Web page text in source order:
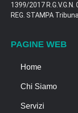
1399/2017
REG. STAMPA
PAGINE WEB
Home
Chi Siamo
Servizi